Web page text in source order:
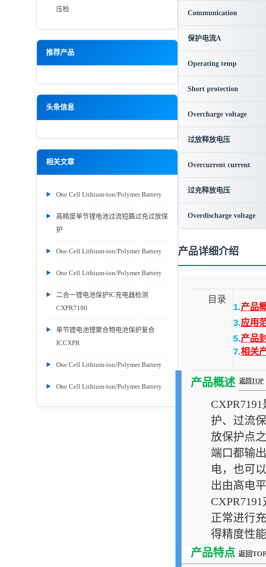
压检
推荐产品
头条信息
相关文章
One Cell Lithium-ion/Polymer Battery
高精度单节锂电池过流短路过充过放保
护
One Cell Lithium-ion/Polymer Battery
One Cell Lithium-ion/Polymer Battery
二合一锂电池保护IC充电器检测
CXPR7190
单节锂电池锂聚合物电池保护复合
ICCXPR
One Cell Lithium-ion/Polymer Battery
One Cell Lithium-ion/Polymer Battery
Communication
保护电流A
Operating temp
Short protection
Overcharge voltage
过放释放电压
Overcurrent current
过充释放电压
Overdischarge voltage
产品详细介绍
目录
1.产品
3.应用
5.产品
7.相关
产品概述 返回TOP
护、过流
放保护点
端口都输
电，也可
出由高电
正常进行
得精度性
产品特点 返回TOP